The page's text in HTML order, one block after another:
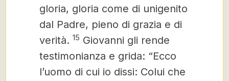
gloria, gloria come di unigenito
dal Padre, pieno di grazia e di
verità. 15 Giovanni gli rende
testimonianza e grida: “Ecco
l’uomo di cui io dissi: Colui che